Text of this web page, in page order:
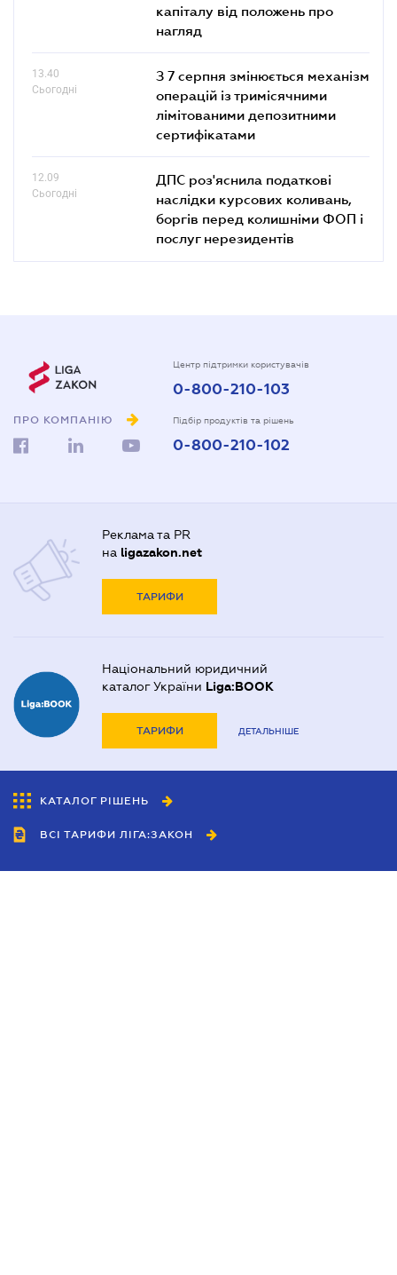
капіталу від положень про
нагляд
13.40
Сьогодні
З 7 серпня змінюється механізм
операцій із тримісячними
лімітованими депозитними
сертифікатами
12.09
Сьогодні
ДПС роз'яснила податкові
наслідки курсових коливань,
боргів перед колишніми ФОП і
послуг нерезидентів
ПРО КОМПАНІЮ
Центр підтримки користувачів
0-800-210-103
Підбір продуктів та рішень
0-800-210-102
Реклама та PR
на ligazakon.net
ТАРИФИ
Національний юридичний
каталог України Liga:BOOK
ТАРИФИ ДЕТАЛЬНІШЕ
КАТАЛОГ РІШЕНЬ
ВСІ ТАРИФИ ЛІГА:ЗАКОН